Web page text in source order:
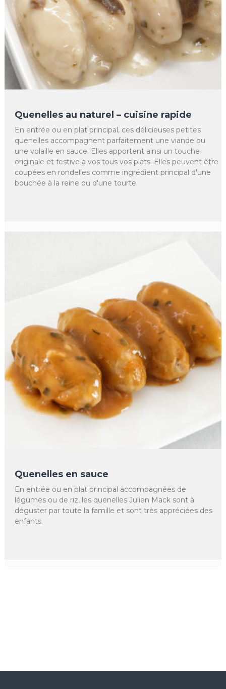
Quenelles au naturel – cuisine rapide
En entrée ou en plat principal, ces délicieuses petites
quenelles accompagnent parfaitement une viande ou
une volaille en sauce. Elles apportent ainsi un touche
originale et festive à vos tous vos plats. Elles peuvent être
coupées en rondelles comme ingrédient principal d'une
bouchée à la reine ou d'une tourte.
Quenelles en sauce
En entrée ou en plat principal accompagnées de
légumes ou de riz, les quenelles Julien Mack sont à
déguster par toute la famille et sont très appréciées des
enfants.